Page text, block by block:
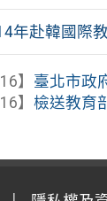
年赴韓國際
】 臺北市政
】檢送教育